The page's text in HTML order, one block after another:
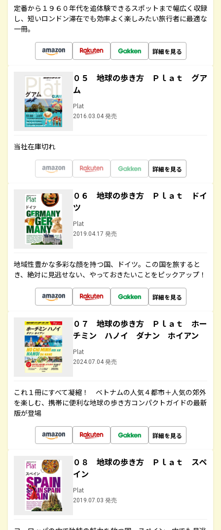
定番から１９６０年代を追体験できるスポットまで幅広く収録
し、短いロンドン滞在でも効率よく楽しみたい旅行者に最適な
一冊。
詳細を見る
０５ 地球の歩き方 Ｐｌａｔ グア
ム
Plat
2016.03.04 発売
当社在庫切れ
詳細を見る
０６ 地球の歩き方 Ｐｌａｔ ドイ
ツ
Plat
2019.04.17 発売
地域性豊かな多彩な顔を持つ国、ドイツ。この国を旅すると
き、絶対に見逃せない、やっておきたいことをピックアップ！
詳細を見る
０７ 地球の歩き方 Ｐｌａｔ ホー
チミン ハノイ ダナン ホイアン
Plat
2024.07.04 発売
これ１冊にすべて凝縮！ ベトナムの人気４都市＋人気の郊外
を楽しむ、携帯に便利な地球の歩き方コンパクトガイドの最新
版が登場
詳細を見る
０８ 地球の歩き方 Ｐｌａｔ スペ
イン
Plat
2019.07.03 発売